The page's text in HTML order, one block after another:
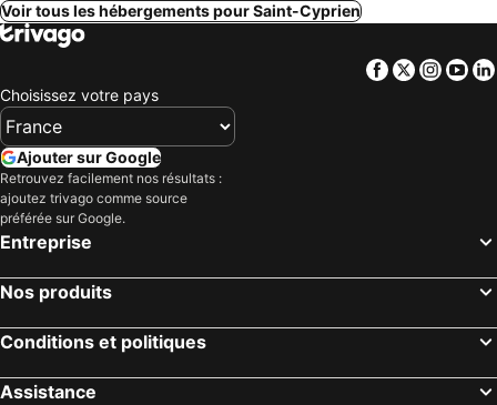
Voir tous les hébergements pour Saint-Cyprien
Facebook
Twitter
Choisissez votre pays
Ajouter sur Google
Retrouvez facilement nos résultats :
ajoutez trivago comme source
préférée sur Google.
Entreprise
Nos produits
Conditions et politiques
Assistance